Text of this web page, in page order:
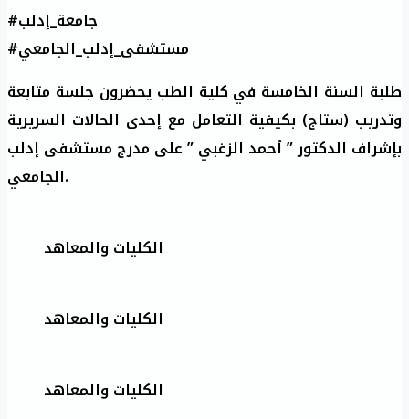
#جامعة_إدلب
#مستشفى_إدلب_الجامعي
طلبة السنة الخامسة في كلية الطب يحضرون جلسة متابعة
وتدريب (ستاج) بكيفية التعامل مع إحدى الحالات السريرية
بإشراف الدكتور ” أحمد الزغبي ” على مدرج مستشفى إدلب
الجامعي.
الكليات والمعاهد
الكليات والمعاهد
الكليات والمعاهد